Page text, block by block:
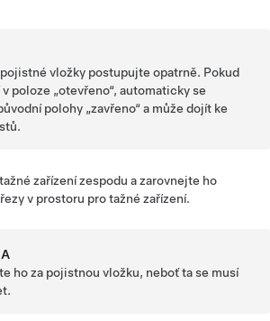
vložky postupujte opatrně. Pokud
poloze „otevřeno“, automaticky se
polohy „zavřeno“ a může dojít ke
zařízení zespodu a zarovnejte ho
v prostoru pro tažné zařízení.
ho za pojistnou vložku, neboť ta se musí